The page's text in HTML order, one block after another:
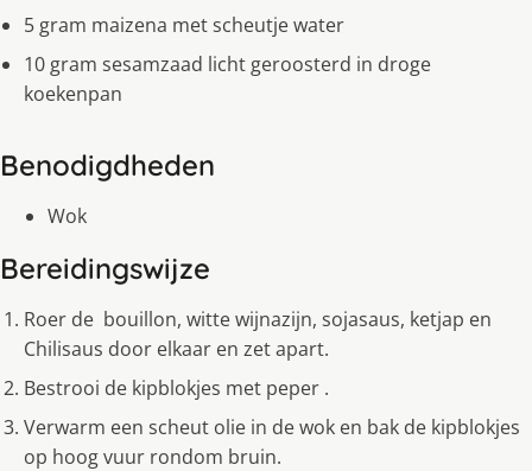
5 gram maizena met scheutje water
10 gram sesamzaad licht geroosterd in droge
koekenpan
Benodigdheden
Wok
Bereidingswijze
Roer de bouillon, witte wijnazijn, sojasaus, ketjap en
Chilisaus door elkaar en zet apart.
Bestrooi de kipblokjes met peper .
Verwarm een scheut olie in de wok en bak de kipblokjes
op hoog vuur rondom bruin.